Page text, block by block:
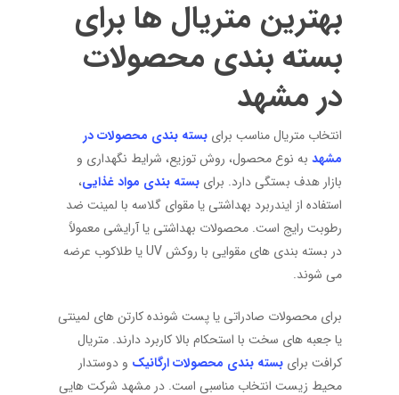
بهترین متریال ها برای
بسته بندی محصولات
در مشهد
انتخاب متریال مناسب برای بسته بندی محصولات در
مشهد به نوع محصول، روش توزیع، شرایط نگهداری و
بازار هدف بستگی دارد. برای بسته بندی مواد غذایی،
استفاده از ایندربرد بهداشتی یا مقوای گلاسه با لمینت ضد
رطوبت رایج است. محصولات بهداشتی یا آرایشی معمولاً
در بسته بندی های مقوایی با روکش UV یا طلاکوب عرضه
می شوند.
برای محصولات صادراتی یا پست شونده کارتن های لمینتی
یا جعبه های سخت با استحکام بالا کاربرد دارند. متریال
کرافت برای بسته بندی محصولات ارگانیک و دوستدار
محیط زیست انتخاب مناسبی است. در مشهد شرکت هایی